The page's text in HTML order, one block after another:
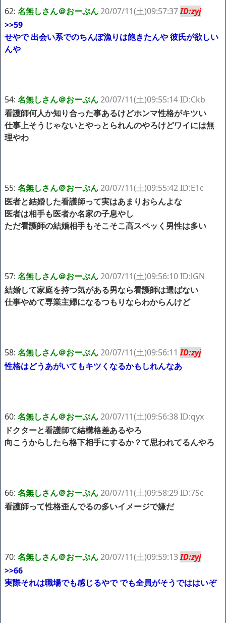
62: 名無しさん＠おーぷん20/07/11(土)09:57:37ID:zyj
>>59
せやで 出会い系でのちんぽ漁りは飽きたんや 彼氏が欲しい
んや
54: 名無しさん＠おーぷん20/07/11(土)09:55:14 ID:Ckb
看護師何人か知り合った事あるけどホンマ性格がキツい
仕事上そうじゃないとやっとられんのやろけどワイには無
理やわ
55: 名無しさん＠おーぷん20/07/11(土)09:55:42 ID:E1c
医者と結婚した看護師って実はあまりおらんよな
医者は相手も医者か名家の子息やし
ただ看護師の結婚相手もそこそこ高スペッく男性は多い
57: 名無しさん＠おーぷん20/07/11(土)09:56:10 ID:lGN
結婚して家庭を持つ気がある男なら看護師は選ばない
仕事やめて専業主婦になるつもりならわからんけど
58: 名無しさん＠おーぷん20/07/11(土)09:56:11ID:zyj
性格はどうあがいてもキツくなるかもしれんなあ
60: 名無しさん＠おーぷん20/07/11(土)09:56:38 ID:qyx
ドクターと看護師て結構格差あるやろ
向こうからしたら格下相手にするか？て思われてるんやろ
66: 名無しさん＠おーぷん20/07/11(土)09:58:29 ID:7Sc
看護師って性格歪んでるの多いイメージで嫌だ
70: 名無しさん＠おーぷん20/07/11(土)09:59:13ID:zyj
>>66
実際それは職場でも感じるやで でも全員がそうでははいぞ